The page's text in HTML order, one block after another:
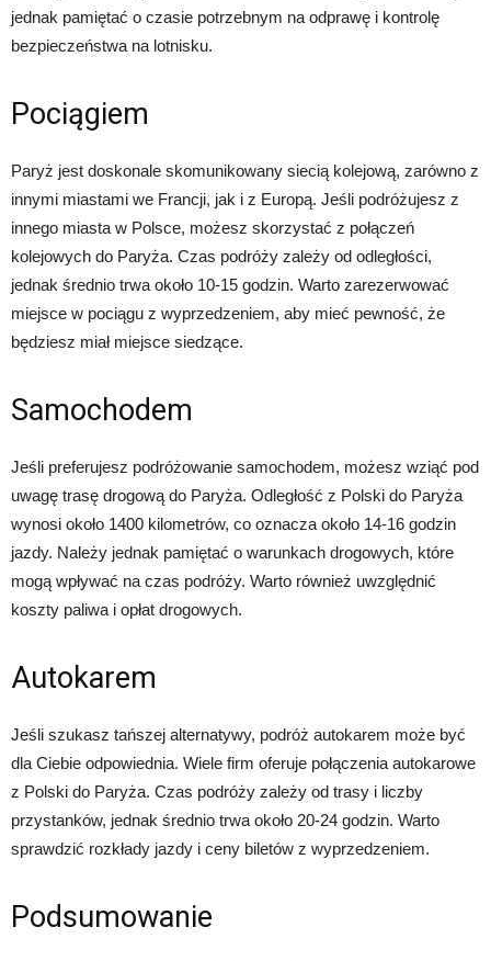
jednak pamiętać o czasie potrzebnym na odprawę i kontrolę
bezpieczeństwa na lotnisku.
Pociągiem
Paryż jest doskonale skomunikowany siecią kolejową, zarówno z
innymi miastami we Francji, jak i z Europą. Jeśli podróżujesz z
innego miasta w Polsce, możesz skorzystać z połączeń
kolejowych do Paryża. Czas podróży zależy od odległości,
jednak średnio trwa około 10-15 godzin. Warto zarezerwować
miejsce w pociągu z wyprzedzeniem, aby mieć pewność, że
będziesz miał miejsce siedzące.
Samochodem
Jeśli preferujesz podróżowanie samochodem, możesz wziąć pod
uwagę trasę drogową do Paryża. Odległość z Polski do Paryża
wynosi około 1400 kilometrów, co oznacza około 14-16 godzin
jazdy. Należy jednak pamiętać o warunkach drogowych, które
mogą wpływać na czas podróży. Warto również uwzględnić
koszty paliwa i opłat drogowych.
Autokarem
Jeśli szukasz tańszej alternatywy, podróż autokarem może być
dla Ciebie odpowiednia. Wiele firm oferuje połączenia autokarowe
z Polski do Paryża. Czas podróży zależy od trasy i liczby
przystanków, jednak średnio trwa około 20-24 godzin. Warto
sprawdzić rozkłady jazdy i ceny biletów z wyprzedzeniem.
Podsumowanie